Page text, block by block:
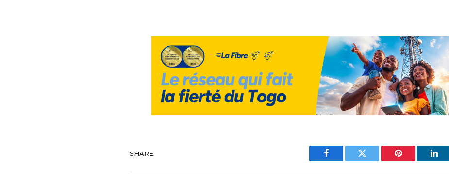
SHARE.
Facebook Twitter Pinterest